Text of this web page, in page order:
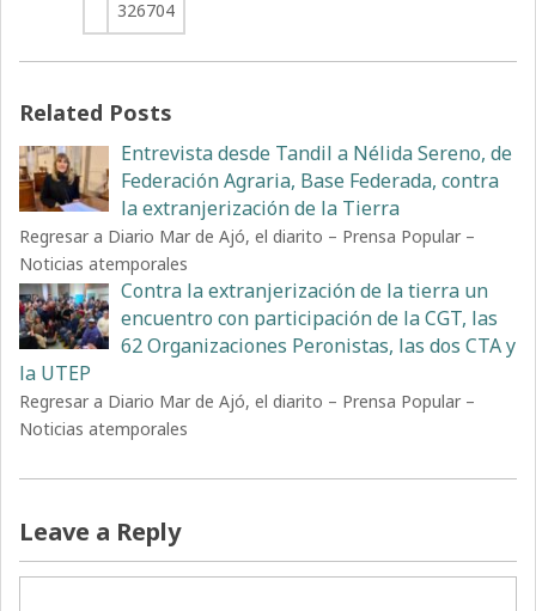
326704
Related Posts
Entrevista desde Tandil a Nélida Sereno, de
Federación Agraria, Base Federada, contra
la extranjerización de la Tierra
Regresar a Diario Mar de Ajó, el diarito – Prensa Popular –
Noticias atemporales
Contra la extranjerización de la tierra un
encuentro con participación de la CGT, las
62 Organizaciones Peronistas, las dos CTA y
la UTEP
Regresar a Diario Mar de Ajó, el diarito – Prensa Popular –
Noticias atemporales
Leave a Reply